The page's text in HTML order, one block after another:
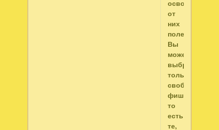
освобождать
от
них
поле.
Вы
можете
выбрать
только
свободные
фишки,
то
есть
те,